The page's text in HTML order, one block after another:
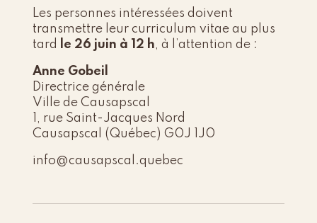
Les personnes intéressées doivent
transmettre leur curriculum vitae au plus
tard
le 26 juin à 12 h, à l’attention de :
Anne Gobeil
Directrice générale
Ville de Causapscal
1, rue Saint-Jacques Nord
Causapscal (Québec) G0J 1J0
info@causapscal.quebec